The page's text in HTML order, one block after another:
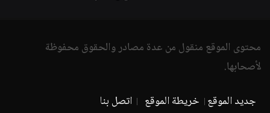
محتوى الموقع منقول من عدة مصادر والحقوق محفوظة
لأصحابها.
جديد الموقع خريطة الموقع اتصل بنا